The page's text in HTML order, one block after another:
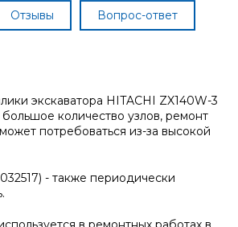
Отзывы Вопрос-ответ
экскаватора HITACHI ZX140W-3
количество узлов, ремонт
потребоваться из-за высокой
- также периодически